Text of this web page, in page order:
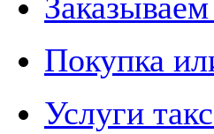
Покупка
Услуги